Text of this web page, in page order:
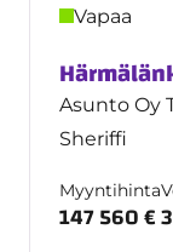
Vapaa
Asunto Oy
Sheriffi
Myyntihinta
147 560 €